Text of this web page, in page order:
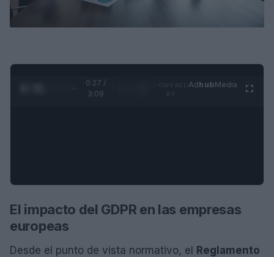
0:28 /
3:09
AdhubMedia
El impacto del GDPR en las empresas
europeas
Desde el punto de vista normativo, el Reglamento